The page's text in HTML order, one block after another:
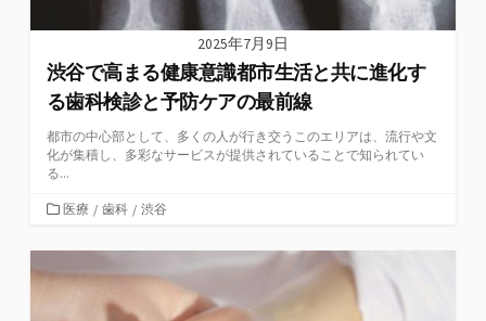
2025年7月9日
渋谷で高まる健康意識都市生活と共に進化す
る歯科検診と予防ケアの最前線
都市の中心部として、多くの人が行き交うこのエリアは、流行や文
化が集積し、多彩なサービスが提供されていることで知られてい
る...
カ
ゴ
医療 / 歯科 / 渋谷